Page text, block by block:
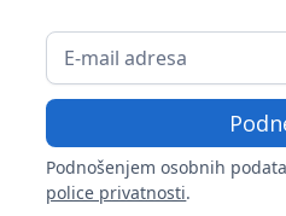
Podnošenjem osobnih
police privatnosti.